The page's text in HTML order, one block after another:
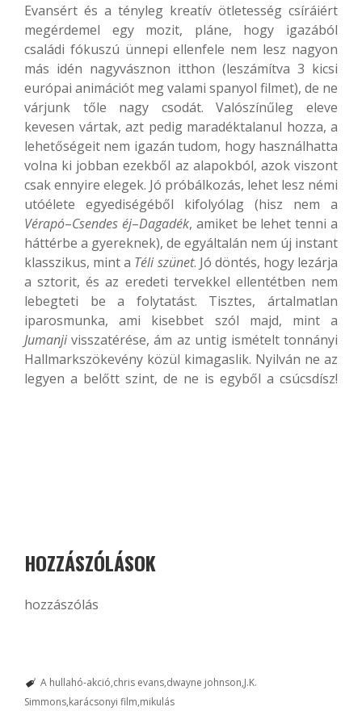
Evansért és a tényleg kreatív ötletesség csíráiért
megérdemel egy mozit, pláne, hogy igazából
családi fókuszú ünnepi ellenfele nem lesz nagyon
más idén nagyvásznon itthon (leszámítva 3 kicsi
európai animációt meg valami spanyol filmet), de ne
várjunk tőle nagy csodát. Valószínűleg eleve
kevesen vártak, azt pedig maradéktalanul hozza, a
lehetőségeit nem igazán tudom, hogy használhatta
volna ki jobban ezekből az alapokból, azok viszont
csak ennyire elegek. Jó próbálkozás, lehet lesz némi
utóélete egyediségéből kifolyólag (hisz nem a
Vérapó–Csendes éj–Dagadék, amiket be lehet tenni a
háttérbe a gyereknek), de egyáltalán nem új instant
klasszikus, mint a Téli szünet. Jó döntés, hogy lezárja
a sztorit, és az eredeti tervekkel ellentétben nem
lebegteti be a folytatást. Tisztes, ártalmatlan
iparosmunka, ami kisebbet szól majd, mint a
Jumanji visszatérése, ám az untig ismételt tonnányi
Hallmarkszökevény közül kimagaslik. Nyilván ne az
legyen a belőtt szint, de ne is egyből a csúcsdísz!
HOZZÁSZÓLÁSOK
hozzászólás
A hullahó-akció chris evans dwayne johnson J.K.
Simmons karácsonyi film mikulás